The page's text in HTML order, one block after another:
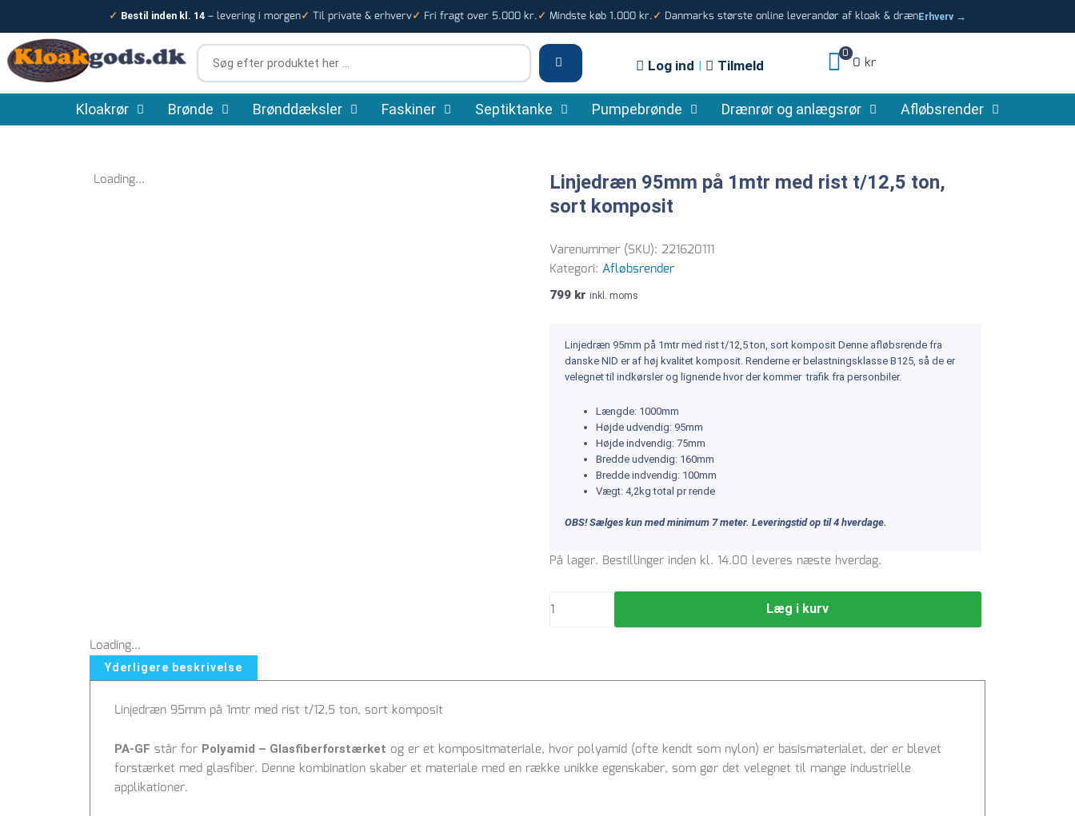
til
indholdet
✓ Bestil inden kl. 14 – levering i morgen✓ Til private & erhverv✓ Fri fragt over 5.000 kr. ✓ Mindste køb 1.000 kr. ✓ Danmarks største online leverandør af kloak & drænErhverv →
Søg
efter
produktet
her
…
Log ind | Tilmeld
0
0 kr
Kloakrør Brønde Brønddæksler Faskiner Septiktanke Pumpebrønde Drænrør og anlægsrør Afløbsrender
Loading...
Linjedræn 95mm på 1mtr med rist t/12,5 ton,
sort komposit
Varenummer (SKU): 221620111
Kategori: Afløbsrender
799 kr inkl. moms
Linjedræn 95mm på 1mtr med rist t/12,5 ton, sort komposit Denne afløbsrende fra
danske NID er af høj kvalitet komposit. Renderne er belastningsklasse B125, så de er
velegnet til indkørsler og lignende hvor der kommer trafik fra personbiler.
Længde: 1000mm
Højde udvendig: 95mm
Højde indvendig: 75mm
Bredde udvendig: 160mm
Bredde indvendig: 100mm
Vægt: 4,2kg total pr rende
OBS! Sælges kun med minimum 7 meter. Leveringstid op til 4 hverdage.
På lager. Bestillinger inden kl. 14.00 leveres næste hverdag.
Linjedræn
1mtr
antal
Læg i kurv
Loading...
Yderligere beskrivelse
Linjedræn 95mm på 1mtr med rist t/12,5 ton, sort komposit
PA-GF står for Polyamid – Glasfiberforstærket og er et kompositmateriale, hvor polyamid (ofte kendt som nylon) er basismaterialet, der er blevet
forstærket med glasfiber. Denne kombination skaber et materiale med en række unikke egenskaber, som gør det velegnet til mange industrielle
applikationer.